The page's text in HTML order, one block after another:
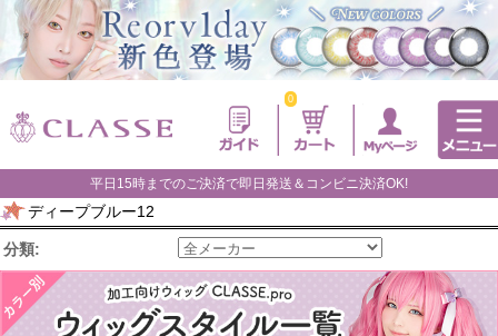
0
平日15時までのご決済で即日発送＆コンビニ決済OK!
ディープブルー12
分類: